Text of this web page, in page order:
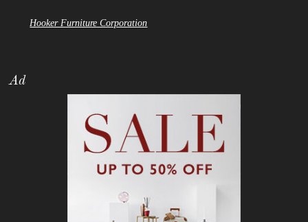
Hooker Furniture Corporation
Ad